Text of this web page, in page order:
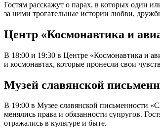
Гостям расскажут о парах, в которых один
за ними трогательные истории любви,
Центр «Космонавтика и
В 18:00 и 19:30 в Центре «Космонавтика и
и космонавтах, которые пронесли свои
Музей славянской
В 19:00 в Музее славянской письменности
менялись права и обязанности супругов.
отражались в культуре и быте.